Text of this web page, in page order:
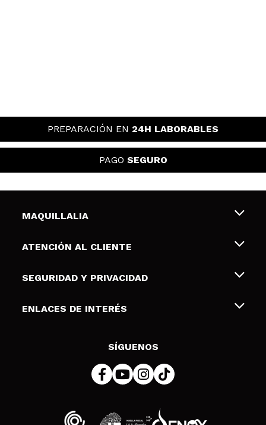
PREPARACIÓN EN 24H LABORABLES
PAGO SEGURO
MAQUILLALIA
Sobre nosotros
Tarjetas de Regalo
ATENCIÓN AL CLIENTE
Envíos y devoluciones
Formas de pago
SEGURIDAD Y PRIVACIDAD
Terminos y condiciones de uso
Política de cookies
ENLACES DE INTERÉS
SÍGUENOS